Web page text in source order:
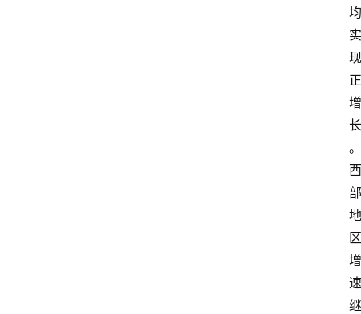
均
实
现
正
增
长
。
西
部
地
区
增
速
继